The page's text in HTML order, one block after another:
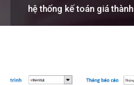
hệ thống kế toán giá thành